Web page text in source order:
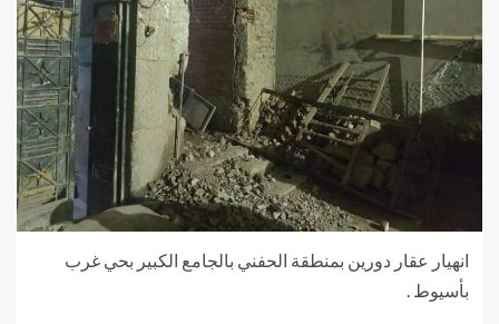
انهيار عقار دورين بمنطقة الحفني بالجامع الكبير بحي غرب
بأسيوط .